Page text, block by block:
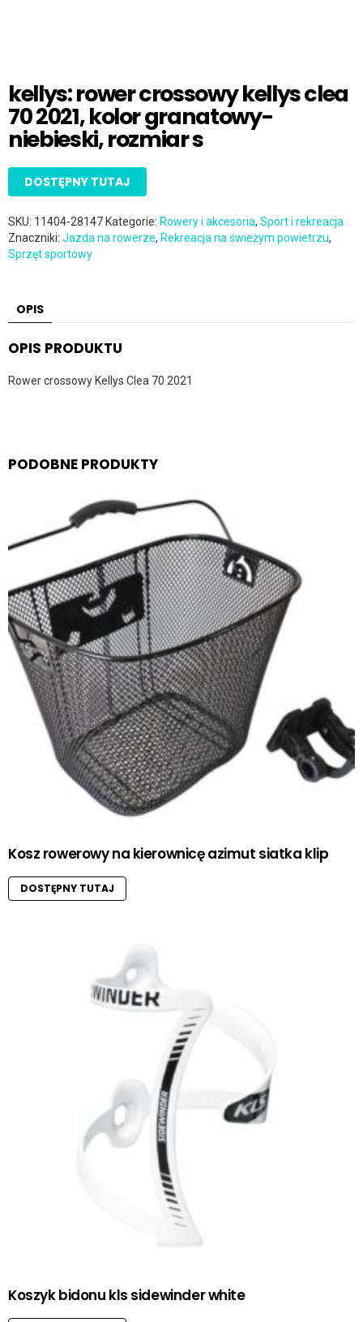
kellys: rower crossowy kellys clea
70 2021, kolor granatowy-
niebieski, rozmiar s
DOSTĘPNY TUTAJ
SKU: 11404-28147 Kategorie: Rowery i akcesoria, Sport i rekreacja
Znaczniki: Jazda na rowerze, Rekreacja na świeżym powietrzu,
Sprzęt sportowy
OPIS
OPIS PRODUKTU
Rower crossowy Kellys Clea 70 2021
PODOBNE PRODUKTY
Kosz rowerowy na kierownicę azimut siatka klip
DOSTĘPNY TUTAJ
Koszyk bidonu kls sidewinder white